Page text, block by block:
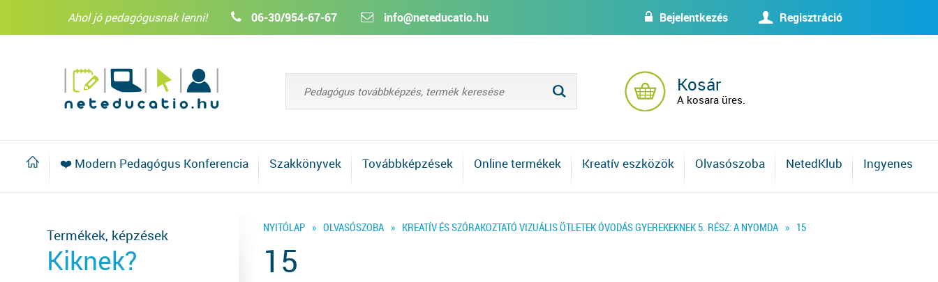
w Bejelentkezés U Regisztráció
Ahol jó pedagógusnak lenni! 06-30/954-67-67 info@neteducatio.hu
L Kosár
A kosara üres.
❤️ Modern Pedagógus Konferencia Szakkönyvek Továbbképzések Online termékek Kreatív eszközök Olvasószoba NetedKlub Ingyenes
NYITÓLAP » OLVASÓSZOBA » KREATÍV ÉS SZÓRAKOZTATÓ VIZUÁLIS ÖTLETEK ÓVODÁS GYEREKEKNEK 5. RÉSZ: A NYOMDA » 15
15
Termékek, képzések
Kiknek?